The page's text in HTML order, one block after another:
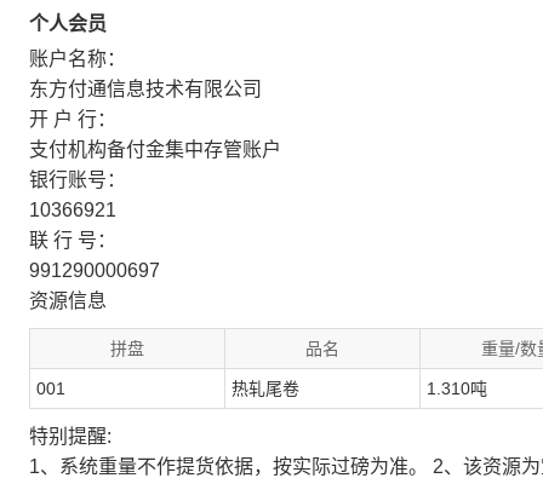
个人会员
账户名称：
东方付通信息技术有限公司
开 户 行：
支付机构备付金集中存管账户
银行账号：
10366921
联 行 号：
991290000697
资源信息
拼盘 品名 重量/数
001 热轧尾卷 1.310吨
特别提醒:
1、系统重量不作提货依据，按实际过磅为准。 2、该资源